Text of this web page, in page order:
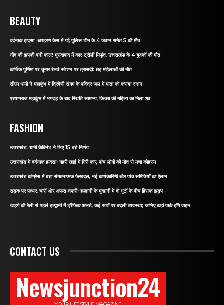
BEAUTY
दर्दनाक हादसा: अपहरण केस में गई पुलिस टीम के 4 जवान समेत 5 की मौत
नींद की झपकी बनी काल! मुरादाबाद में कार-ट्रॉली भिड़ंत, उत्तराखंड के 4 युवकों की मौत
कार्तिक पूर्णिमा पर चुनार रेलवे स्टेशन पर त्रासदी: छह महिलाओं की मौत
सीएम धामी ने महाकुंभ में त्रिवेणी संगम के पवित्र जल में माता को कराया स्नान
प्रयागराज महाकुंभ में भगदड़ के बाद स्थिति सामान्य, किच्छा की महिला का मिला शव
FASHION
उत्तराखंडः धामी कैबिनेट ने लिए 15 बड़े निर्णय
उत्तराखंड में दर्दनाक हादसाः गहरी खाई में गिरी कार, पांच लोगों की मौत से मचा कोहराम
उत्तराखंड कांग्रेस में बड़ा संगठनात्मक फेरबदल, नई कार्यकारिणी और पांच समितियों का ऐलान
सड़क पर पत्थर, चारों ओर अफरा-तफरीः हल्द्वानी के मुखानी में दो गुटों के बीच हिंसक झड़प
खड़गे की रैली से पहले हल्द्वानी में ट्रैफिक अलर्ट, कई रूटों पर बदली व्यवस्था; जानिए कहां पार्क होंगे वाहन
CONTACT US
Newsjunction24